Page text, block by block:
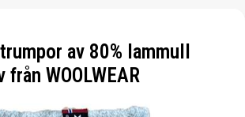
av 80% lammull
WOOLWEAR